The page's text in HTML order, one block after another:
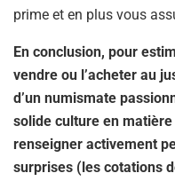
prime et en plus vous
En conclusion, pour
vendre ou l’acheter au
d’un numismate
solide culture en
renseigner activement
surprises (les cotations